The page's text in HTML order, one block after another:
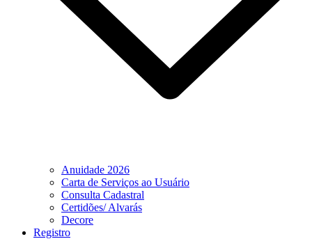
Anuidade 2026
Carta de Serviços ao Usuário
Consulta Cadastral
Certidões/ Alvarás
Decore
Registro